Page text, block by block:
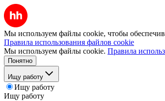
Мы используем файлы cookie, чтобы
Правила использования файлов cookie
Мы используем файлы cookie. Правила
Понятно
Ищу работу
Ищу работу
Ищу работу